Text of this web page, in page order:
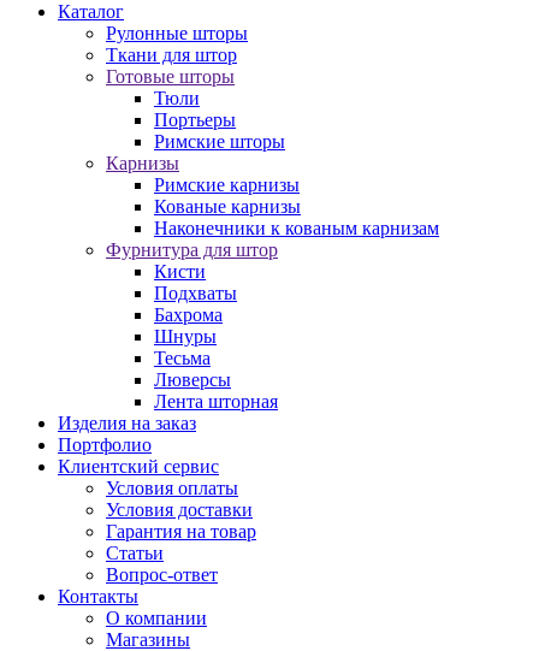
Каталог
Рулонные шторы
Ткани для штор
Готовые шторы
Тюли
Портьеры
Римские шторы
Карнизы
Римские карнизы
Кованые карнизы
Наконечники к кованым карнизам
Фурнитура для штор
Кисти
Подхваты
Бахрома
Шнуры
Тесьма
Люверсы
Лента шторная
Изделия на заказ
Портфолио
Клиентский сервис
Условия оплаты
Условия доставки
Гарантия на товар
Статьи
Вопрос-ответ
Контакты
О компании
Магазины